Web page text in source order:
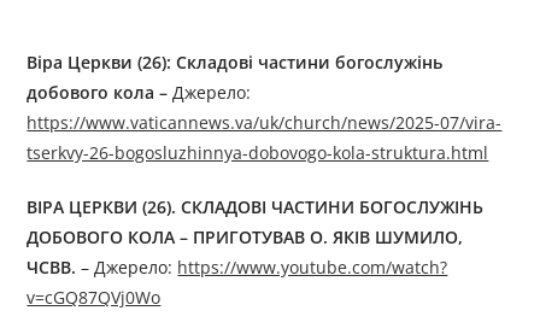
Віра Церкви (26): Складові частини богослужінь
добового кола –Джерелo:
https://www.vaticannews.va/uk/church/news/2025-07/vira-
tserkvy-26-bogosluzhinnya-dobovogo-kola-struktura.html
ВІРА ЦЕРКВИ (26).СКЛАДОВІ ЧАСТИНИ БОГОСЛУЖІНЬ
ДОБОВОГО КОЛА– ПРИГОТУВАВ О. ЯКІВ ШУМИЛО,
ЧСВВ.– Джерелo: https://www.youtube.com/watch?
v=cGQ87QVj0Wo